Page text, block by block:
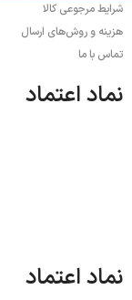
شرایط مرجوعی کالا
هزینه و روش‌های ارسال
تماس با ما
نماد اعتماد
نماد اعتماد